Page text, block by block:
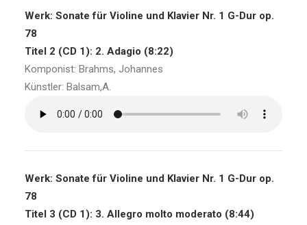
Werk: Sonate für Violine und Klavier Nr. 1 G-Dur op.
78
Titel 2 (CD 1): 2. Adagio (8:22)
Komponist: Brahms, Johannes
Künstler: Balsam,A.
Werk: Sonate für Violine und Klavier Nr. 1 G-Dur op.
78
Titel 3 (CD 1): 3. Allegro molto moderato (8:44)